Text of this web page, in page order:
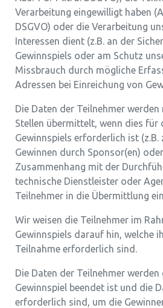
Verarbeitung eingewilligt haben
DSGVO) oder die Verarbeitung
Interessen dient (z.B. an der
Gewinnspiels oder am Schutz
Missbrauch durch mögliche
Adressen bei Einreichung von
Die Daten der Teilnehmer
Stellen übermittelt, wenn dies für
Gewinnspiels erforderlich ist (z.B.
Gewinnen durch Sponsor(en)
Zusammenhang mit der
technische Dienstleister oder
Teilnehmer in die Übermittlung
Wir weisen die Teilnehmer im
Gewinnspiels darauf hin, welche
Teilnahme erforderlich sind.
Die Daten der Teilnehmer
Gewinnspiel beendet ist und die
erforderlich sind, um die